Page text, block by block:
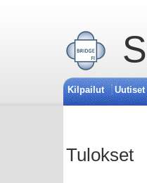
Kilpailut Uutiset
Tulokset